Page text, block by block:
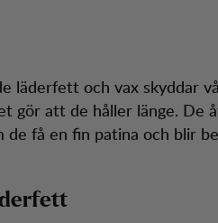
läderfett och vax skyddar
gör att de håller länge. De
de få en fin patina och blir